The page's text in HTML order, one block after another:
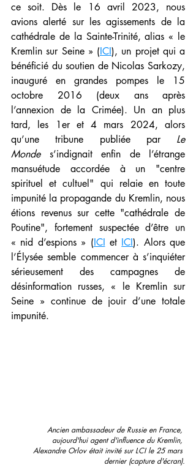
ce soit. Dès le 16 avril 2023, nous
avions alerté sur les agissements de la
cathédrale de la Sainte-Trinité, alias « le
Kremlin sur Seine » (ICI), un projet qui a
bénéficié du soutien de Nicolas Sarkozy,
inauguré en grandes pompes le 15
octobre 2016 (deux ans après
l’annexion de la Crimée). Un an plus
tard, les 1er et 4 mars 2024, alors
qu’une tribune publiée par Le
Monde s’indignait enfin de l’étrange
mansuétude accordée à un "centre
spirituel et cultuel" qui relaie en toute
impunité la propagande du Kremlin, nous
étions revenus sur cette "cathédrale de
Poutine", fortement suspectée d’être un
« nid d’espions » (ICI et ICI). Alors que
l’Élysée semble commencer à s’inquiéter
sérieusement des campagnes de
désinformation russes, « le Kremlin sur
Seine » continue de jouir d’une totale
impunité.
Ancien ambassadeur de Russie en France,
aujourd'hui agent d'influence du Kremlin,
Alexandre Orlov était invité sur LCI le 25 mars
dernier (capture d'écran).